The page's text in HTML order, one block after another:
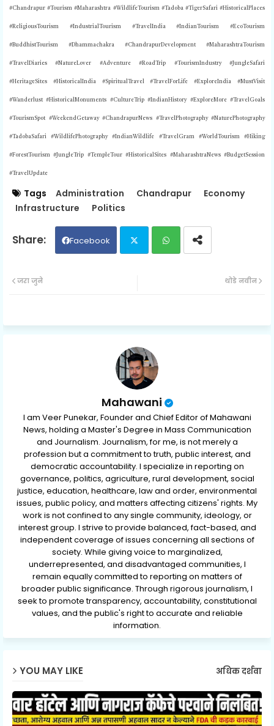
#Chandrapur #Tourism #Maharashtra #WildlifeTourism #Tadoba #TigerSafari #HistoricalPlaces
#ReligiousTourism #IndustrialTourism #TravelIndia #IndianTourism #EcoTourism
#BuddhistTourism #Dhammachakra #ChandrapurDevelopment #MaharashtraTourism
#TravelDiaries #NatureLover #Adventure #RoadTrip #TourismIndustry #JungleSafari
#HeritageSites #HistoricalIndia #SpiritualTravel #TravelForLife #ExploreIndia #MustVisit
#Wanderlust #HistoricalMonuments #CultureTrip #IndianHistory #ExploreMore #TravelGoals
#TourismSpot #WeekendGetaway #ChandrapurNews #TravelPhotography #NaturePhotography
#TadobaSafari #WildlifePhotography #IndianWildlife #TravelGram #WorldTourism #Hiking
#ForestTourism #JungleTrip #TempleTour #HistoricalSites #MaharashtraNews #BudgetSession
#TravelUpdate
Tags Administration Chandrapur
Economy
Infrastructure
Politics
Facebook
ap
थोडे नवीन
जरा जुने
Mahawani
I am Veer Punekar, Founder and Chief Editor of Mahawani
News, holding a Master's Degree in Mass Communication
and Journalism. Journalism, for me, is not merely a
profession but a commitment to truth, public interest, and
democratic accountability. I specialize in reporting on
governance, politics, agriculture, rural development, social
justice, education, healthcare, law and order, environmental
issues, public policy, and matters affecting citizens' rights. My
work is not confined to any single community, ideology, or
interest group. I strive to provide balanced, fact-based, and
independent coverage of issues concerning all sections of
society. While giving voice to marginalized,
underrepresented, and disadvantaged communities, I
remain equally committed to reporting on matters of
broader public significance. Through rigorous journalism, I
seek to promote transparency, accountability, constitutional
values, and the public's right to accurate and reliable
information.
YOU MAY LIKE अधिक दर्शवा